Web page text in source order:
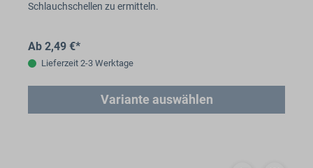
Schlauchschellen zu ermitteln.
Ab 2,49 €*
Lieferzeit 2-3 Werktage
Variante auswählen